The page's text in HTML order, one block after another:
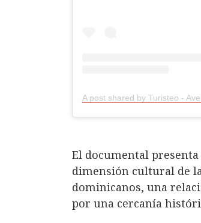
El documental
dimensión cultural de
dominicanos, una
por una cercanía